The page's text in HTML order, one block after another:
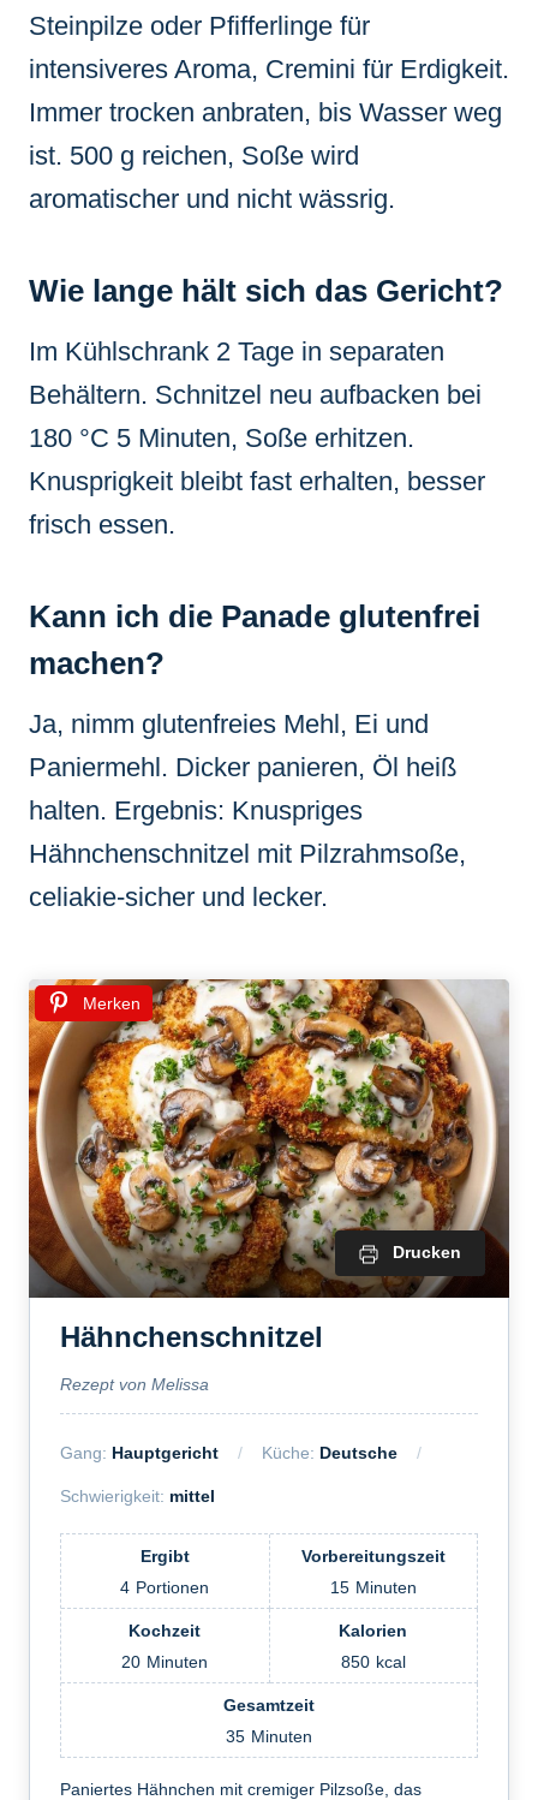
Steinpilze oder Pfifferlinge für
intensiveres Aroma, Cremini für Erdigkeit.
Immer trocken anbraten, bis Wasser weg
ist. 500 g reichen, Soße wird
aromatischer und nicht wässrig.
Wie lange hält sich das Gericht?
Im Kühlschrank 2 Tage in separaten
Behältern. Schnitzel neu aufbacken bei
180 °C 5 Minuten, Soße erhitzen.
Knusprigkeit bleibt fast erhalten, besser
frisch essen.
Kann ich die Panade glutenfrei
machen?
Ja, nimm glutenfreies Mehl, Ei und
Paniermehl. Dicker panieren, Öl heiß
halten. Ergebnis: Knuspriges
Hähnchenschnitzel mit Pilzrahmsoße,
celiakie-sicher und lecker.
Merken
Drucken
Hähnchenschnitzel
Rezept von Melissa
Gang: Hauptgericht Küche: Deutsche
Schwierigkeit: mittel
Ergibt
4 Portionen
Vorbereitungszeit
15 Minuten
Kochzeit
20 Minuten
Kalorien
850 kcal
Gesamtzeit
35 Minuten
Paniertes Hähnchen mit cremiger Pilzsoße, das